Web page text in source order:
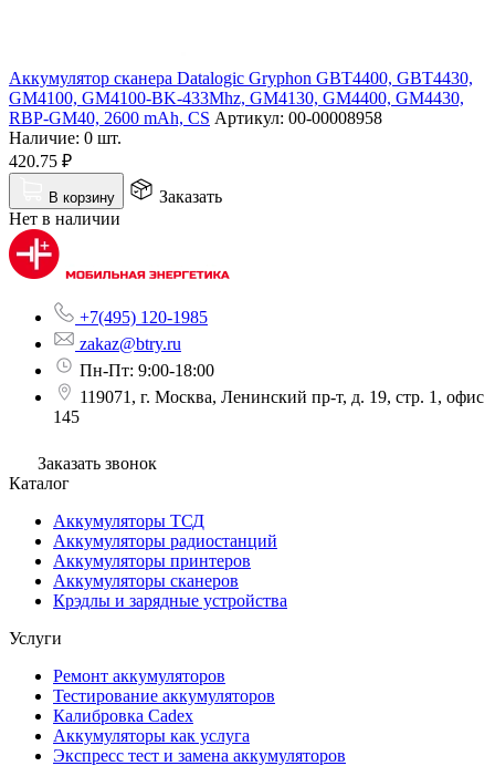
Аккумулятор сканера Datalogic Gryphon GBT4400, GBT4430,
GM4100, GM4100-BK-433Mhz, GM4130, GM4400, GM4430,
RBP-GM40, 2600 mAh, CS Артикул: 00-00008958
Наличие: 0 шт.
420.75 ₽
В корзину
Заказать
Нет в наличии
+7(495) 120-1985
zakaz@btry.ru
Пн-Пт: 9:00-18:00
119071, г. Москва, Ленинский пр-т, д. 19, стр. 1, офис
145
Заказать звонок
Каталог
Аккумуляторы ТСД
Аккумуляторы радиостанций
Аккумуляторы принтеров
Аккумуляторы сканеров
Крэдлы и зарядные устройства
Услуги
Ремонт аккумуляторов
Тестирование аккумуляторов
Калибровка Cadex
Аккумуляторы как услуга
Экспресс тест и замена аккумуляторов